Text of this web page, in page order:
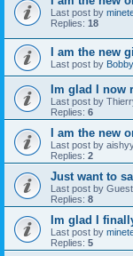
Last post by
Replies: 18
I am the new
Last post by
Im glad I now
Last post by
Replies: 6
I am the new
Last post by
Replies: 2
Just want to
Last post by Guest
Replies: 8
Im glad I
Last post by
Replies: 5